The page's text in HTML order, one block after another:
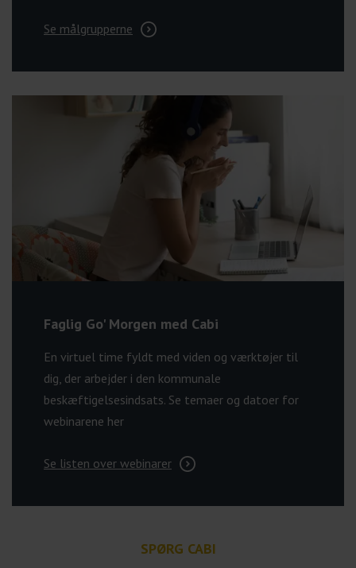
Se målgrupperne
Faglig Go' Morgen med Cabi
En virtuel time fyldt med viden og værktøjer til
dig, der arbejder i den kommunale
beskæftigelsesindsats. Se temaer og datoer for
webinarene her
Se listen over webinarer
SPØRG CABI